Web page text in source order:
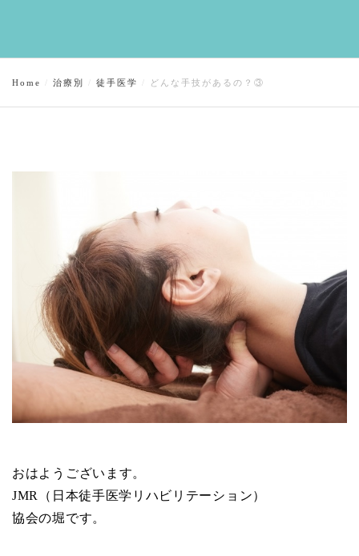
Home 治療別 徒手医学 どんな手技があるの？③
おはようございます。
JMR（日本徒手医学リハビリテーション）
協会の堀です。